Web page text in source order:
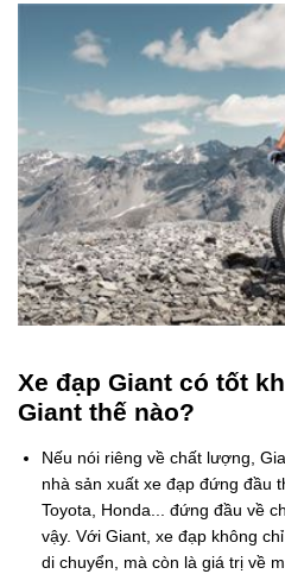
Xe đạp Giant có tốt
Giant thế nào?
Nếu nói riêng về chất lượng,
nhà sản xuất xe đạp đứng đầu
Toyota, Honda... đứng đầu về
vậy. Với Giant, xe đạp không
di chuyển, mà còn là giá trị về